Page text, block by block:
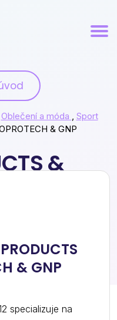
Oblečení a móda , Sport
& GNP
&
& GNP
specializuje na